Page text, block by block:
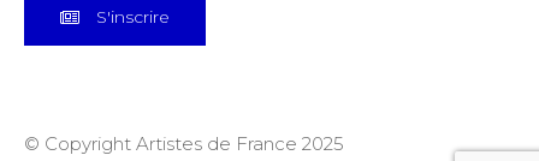
S'inscrire
© Copyright Artistes de France 2025